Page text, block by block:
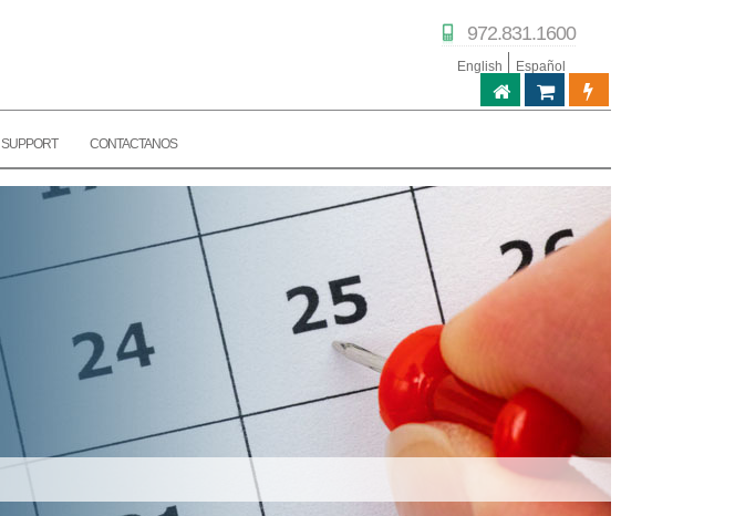
972.831.1600
English Español
TIENDA DE SOCIOS
ABPTECH.COM
SUPPORT CONTACTANOS